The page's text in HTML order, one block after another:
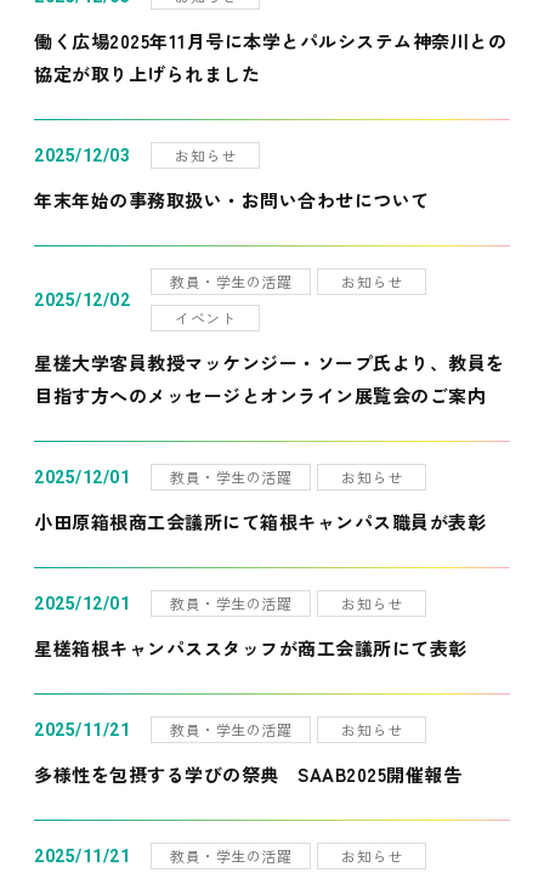
働く広場2025年11月号に本学とパルシステム神奈川との
協定が取り上げられました
2025/12/03 お知らせ
年末年始の事務取扱い・お問い合わせについて
2025/12/02
教員・学生の活躍
お知らせ
イベント
星槎大学客員教授マッケンジー・ソープ氏より、教員を
目指す方へのメッセージとオンライン展覧会のご案内
2025/12/01 教員・学生の活躍 お知らせ
小田原箱根商工会議所にて箱根キャンパス職員が表彰
2025/12/01 教員・学生の活躍 お知らせ
星槎箱根キャンパススタッフが商工会議所にて表彰
2025/11/21 教員・学生の活躍 お知らせ
多様性を包摂する学びの祭典 SAAB2025開催報告
2025/11/21 教員・学生の活躍 お知らせ